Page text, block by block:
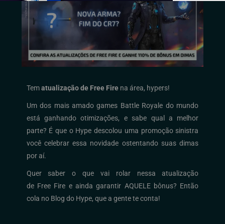
Tematualização de Free Firena área, hypers!
Um dos mais amado games Battle Royale do mundo
está ganhando otimizações, e sabe qual a melhor
parte? É que o Hype descolou uma promoção sinistra
você celebrar essa novidade ostentando suas dimas
por aí.
Quer saber o que vai rolar nessa atualização
de Free Fire e ainda garantir AQUELE bônus? Então
cola no Blog do Hype, que a gente te conta!